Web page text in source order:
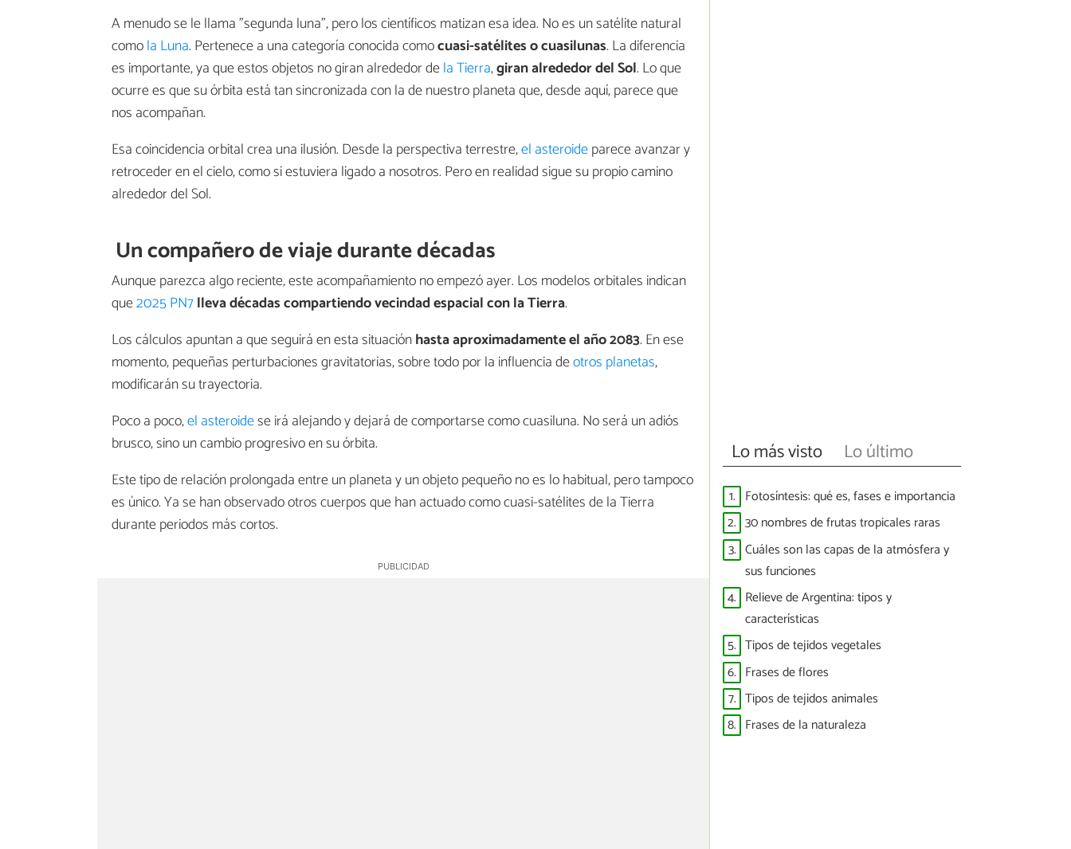
A menudo se le llama "segunda luna", pero los científicos matizan esa idea. No es un satélite natural
comola Luna. Pertenece a una categoría conocida comocuasi-satélites o cuasilunas. La diferencia
es importante, ya que estos objetos no giran alrededor dela Tierra,giran alrededor del Sol. Lo que
ocurre es que su órbita está tan sincronizada con la de nuestro planeta que, desde aquí, parece que
nos acompañan.
Esa coincidencia orbital crea una ilusión. Desde la perspectiva terrestre,el asteroideparece avanzar y
retroceder en el cielo, como si estuviera ligado a nosotros. Pero en realidad sigue su propio camino
alrededor del Sol.
Un compañero de viaje durante décadas
Aunque parezca algo reciente, este acompañamiento no empezó ayer. Los modelos orbitales indican
que2025 PN7lleva décadas compartiendo vecindad espacial con la Tierra.
Los cálculos apuntan a que seguirá en esta situaciónhasta aproximadamente el año 2083. En ese
momento, pequeñas perturbaciones gravitatorias, sobre todo por la influencia deotros planetas,
modificarán su trayectoria.
Poco a poco,el asteroidese irá alejando y dejará de comportarse como cuasiluna. No será un adiós
brusco, sino un cambio progresivo en su órbita.
Este tipo de relación prolongada entre un planeta y un objeto pequeño no es lo habitual, pero tampoco
es único. Ya se han observado otros cuerpos que han actuado como cuasi-satélites de la Tierra
durante periodos más cortos.
Lo más visto Lo último
1. Fotosíntesis: qué es, fases e importancia
2. 30 nombres de frutas tropicales raras
3. Cuáles son las capas de la atmósfera y
sus funciones
4. Relieve de Argentina: tipos y
características
5. Tipos de tejidos vegetales
6. Frases de flores
7. Tipos de tejidos animales
8. Frases de la naturaleza